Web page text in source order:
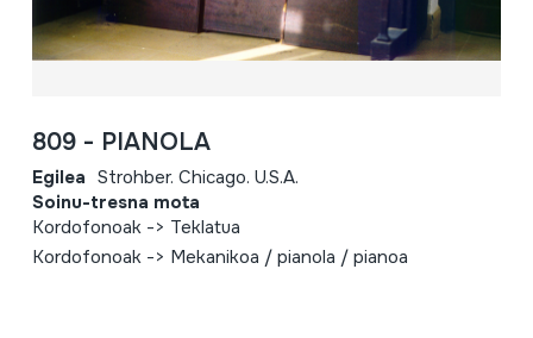
809 - PIANOLA
Egilea Strohber. Chicago. U.S.A.
Soinu-tresna mota
Kordofonoak -> Teklatua
Kordofonoak -> Mekanikoa / pianola / pianoa